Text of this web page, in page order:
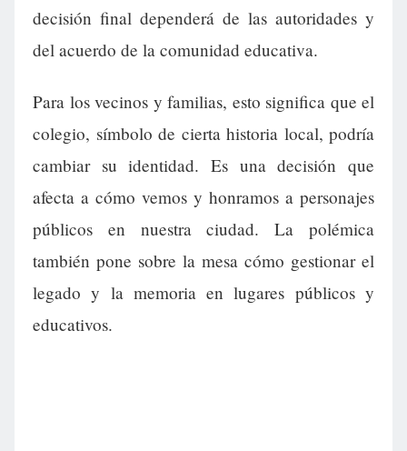
decisión final dependerá de las autoridades y
del acuerdo de la comunidad educativa.
Para los vecinos y familias, esto significa que el
colegio, símbolo de cierta historia local, podría
cambiar su identidad. Es una decisión que
afecta a cómo vemos y honramos a personajes
públicos en nuestra ciudad. La polémica
también pone sobre la mesa cómo gestionar el
legado y la memoria en lugares públicos y
educativos.